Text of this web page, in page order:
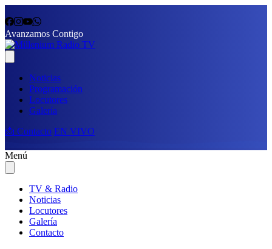
Avanzamos Contigo
Noticias
Programación
Locutores
Galería
📩 Contacto EN VIVO
Menú
TV & Radio
Noticias
Locutores
Galería
Contacto